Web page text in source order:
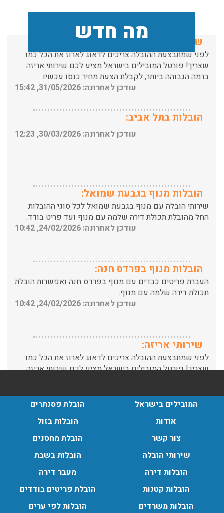
מה חדש
שירותי אריזה:
לפני שמתבצעת ההובלה צריכים לדאוג לארוז את הכל כמו
שצריך! פורטל המובילים בישראל מציע לכם שירותי אריזה
ברמה הגבוהה ביותר, לקבלת הצעת מחיר כנסו עכשיו
עודכן לאחרונה: 31/05/2026, 15:42
הובלות בתל אביב:
עודכן לאחרונה: 30/03/2026, 12:23
החל מהובלת תכולת דירה שלמה עם מנוף ועד פריט בודד.
עודכן לאחרונה: 24/02/2026, 10:42
תכולת דירה שלמה עם מנוף.
עודכן לאחרונה: 24/02/2026, 10:42
שצריך! פורטל המובילים בישראל מציע לכם שירותי אריזה
ברמה הגבוהה ביותר, לקבלת הצעת מחיר כנסו עכשיו
עודכן לאחרונה: 31/05/2026, 15:42
הובלות בתל אביב:
הובלות מנוף בגבעת שמואל:
שירותי הובלה עם מנוף בגבעת שמואל לכל סוגי ההובלות
החל מהובלת תכולת דירה שלמה עם מנוף ועד פריט בודד.
עודכן לאחרונה: 24/02/2026, 10:42
המובילים בישראל
אודות
צור קשר
שירותי הובלה
הובלות דירה
הובלות קטנות
הובלות משרדים
הובלת פסנתרים
הובלות בזול
הובלת מחסנים
הובלות בשבת
מעבר דירה
הובלת פריטים בודדים
הובלות לפי ערים